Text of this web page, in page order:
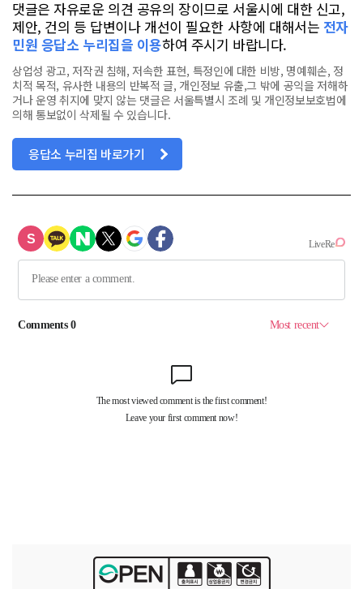
댓글은 자유로운 의견 공유의 장이므로 서울시에 대한 신고,
제안, 건의 등 답변이나 개선이 필요한 사항에 대해서는 전자
민원 응답소 누리집을 이용하여 주시기 바랍니다.
상업성 광고, 저작권 침해, 저속한 표현, 특정인에 대한 비방, 명예훼손, 정
치적 목적, 유사한 내용의 반복적 글, 개인정보 유출,그 밖에 공익을 저해하
거나 운영 취지에 맞지 않는 댓글은 서울특별시 조례 및 개인정보보호법에
의해 통보없이 삭제될 수 있습니다.
응답소 누리집 바로가기